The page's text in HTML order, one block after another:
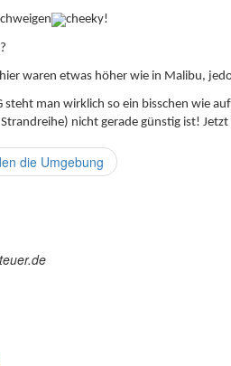
!
waren etwas höher wie in Malibu,
steht man wirklich so ein bisschen wie
nicht gerade günstig ist! Jetzt
die Umgebung